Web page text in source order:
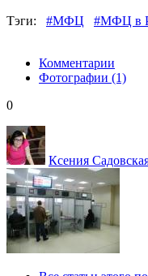
Тэги: #МФЦ #МФЦ в
Комментарии
Фотографии (1)
0
Ксения